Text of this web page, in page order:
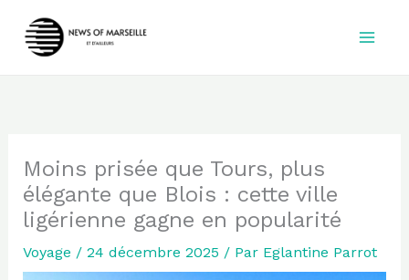
Moins prisée que Tours, plus
élégante que Blois : cette ville
ligérienne gagne en popularité
Voyage / 24 décembre 2025 / Par Eglantine Parrot